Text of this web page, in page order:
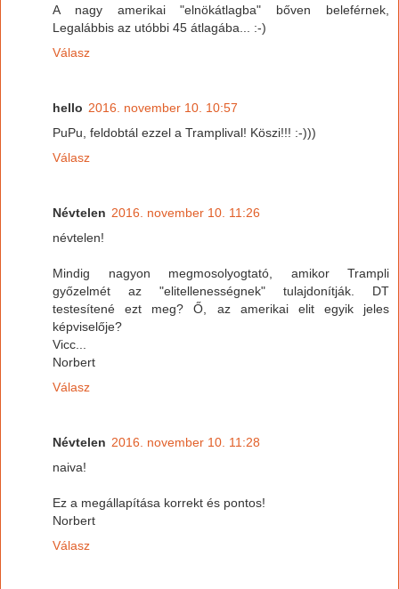
A nagy amerikai "elnökátlagba" bőven beleférnek,
Legalábbis az utóbbi 45 átlagába... :-)
Válasz
hello 2016. november 10. 10:57
PuPu, feldobtál ezzel a Tramplival! Köszi!!! :-)))
Válasz
Névtelen 2016. november 10. 11:26
névtelen!
Mindig nagyon megmosolyogtató, amikor Trampli
győzelmét az "elitellenességnek" tulajdonítják. DT
testesítené ezt meg? Ő, az amerikai elit egyik jeles
képviselője?
Vicc...
Norbert
Válasz
Névtelen 2016. november 10. 11:28
naiva!
Ez a megállapítása korrekt és pontos!
Norbert
Válasz